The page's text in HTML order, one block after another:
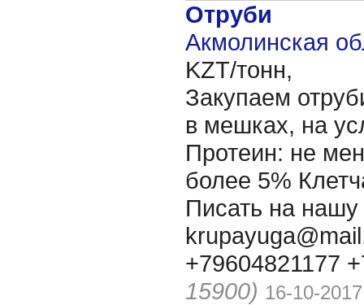
Отруби
Акмолинская
KZT/тонн,
Закупаем
в мешках, на
Протеин: не
более 5%
Писать на нашу
+79604821177
15900) 16-10-2017